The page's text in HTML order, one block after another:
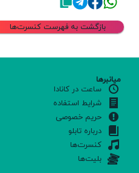
بازگشت به فهرست کنسرت‌ها
میانبرها
ساعت در کانادا
شرایط استفاده
حریم خصوصی
درباره تابلو
کنسرت‌ها
بلیت‌ها